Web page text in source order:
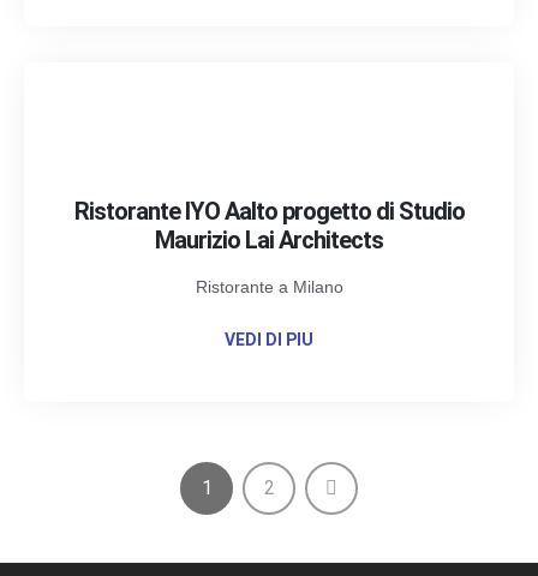
VEDI DI PIU
Ristorante IYO Aalto progetto di Studio
Maurizio Lai Architects
Ristorante a Milano
1 2